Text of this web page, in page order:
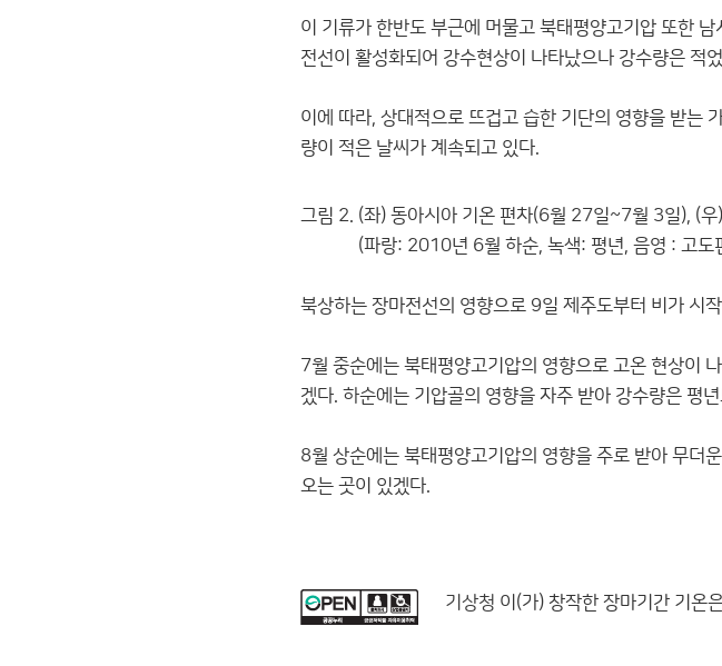
이 기류가 한반도 부근에 머물고 북태평양고기압 또한
전선이 활성화되어 강수현상이 나타났으나 강수량은 적
이에 따라, 상대적으로 뜨겁고 습한 기단의 영향을 받는
량이 적은 날씨가 계속되고 있다.
그림 2. (좌) 동아시아 기온 편차(6월 27일~7월 3일), (
(파랑: 2010년 6월 하순, 녹색: 평년, 음영 : 고도
북상하는 장마전선의 영향으로 9일 제주도부터 비가
7월 중순에는 북태평양고기압의 영향으로 고온 현상이
겠다. 하순에는 기압골의 영향을 자주 받아 강수량은 평
8월 상순에는 북태평양고기압의 영향을 주로 받아 무더
오는 곳이 있겠다.
기상청 이(가) 창작한 장마기간 기온